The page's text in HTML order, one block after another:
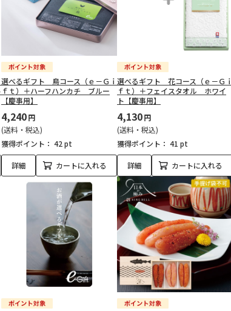
選べるギフト 鳥コース（ｅ－Ｇｉ
ｆｔ）＋ハーフハンカチ ブルー
【慶事用】
4,240円
(送料・税込)
獲得ポイント： 42 pt
詳細 カートに入れる
選べるギフト 花コース（ｅ－Ｇｉ
ｆｔ）＋フェイスタオル ホワイ
ト【慶事用】
4,130円
(送料・税込)
獲得ポイント： 41 pt
詳細 カートに入れる